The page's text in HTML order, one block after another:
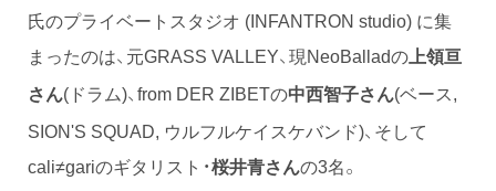
氏のプライベートスタジオ (INFANTRON studio) に集
まったのは、元GRASS VALLEY、現NeoBalladの 上領亘
さん(ドラム)、from DER ZIBETの中西智子さん(ベース,
SION'S SQUAD, ウルフルケイスケバンド)、そして
cali≠gariのギタリスト・桜井青さんの3名。